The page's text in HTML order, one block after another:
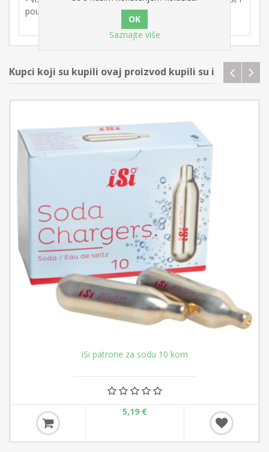
pouzdanost.
Kupci koji su kupili ovaj proizvod kupili su i
iSi patrone za sodu 10 kom
5,19 €
Saznajte više